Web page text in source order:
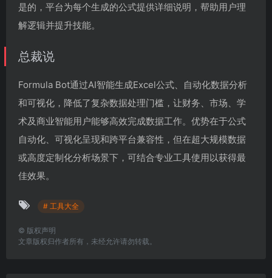
是的，平台为每个生成的公式提供详细说明，帮助用户理
解逻辑并提升技能。
总裁说
Formula Bot通过AI智能生成Excel公式、自动化数据分析
和可视化，降低了复杂数据处理门槛，让财务、市场、学
术及商业智能用户能够高效完成数据工作。优势在于公式
自动化、可视化呈现和跨平台兼容性，但在超大规模数据
或高度定制化分析场景下，可结合专业工具使用以获得最
佳效果。
# 工具大全
© 版权声明
文章版权归作者所有，未经允许请勿转载。